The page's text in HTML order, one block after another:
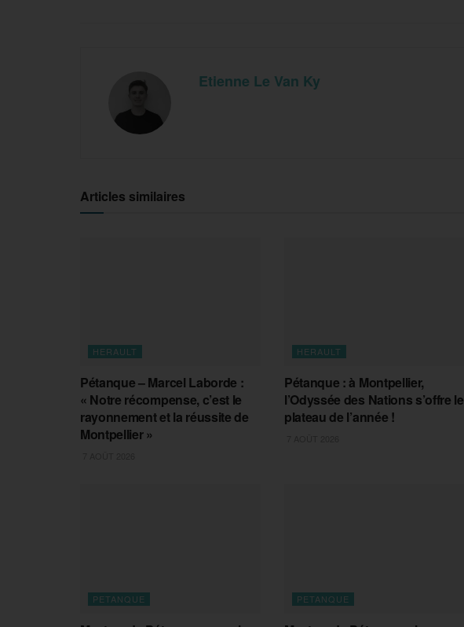
Etienne Le Van Ky
Articles similaires
HERAULT
Pétanque – Marcel Laborde :
« Notre récompense, c’est le
rayonnement et la réussite de
Montpellier »
HERAULT
Pétanque : à Montpellier,
l’Odyssée des Nations s’offre le
plateau de l’année !
PETANQUE PETANQUE